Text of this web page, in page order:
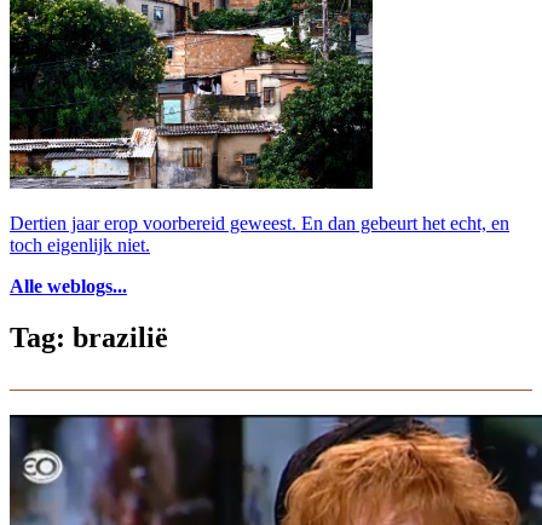
Dertien jaar erop voorbereid geweest. En dan gebeurt het echt, en
toch eigenlijk niet.
Alle weblogs...
Tag: brazilië